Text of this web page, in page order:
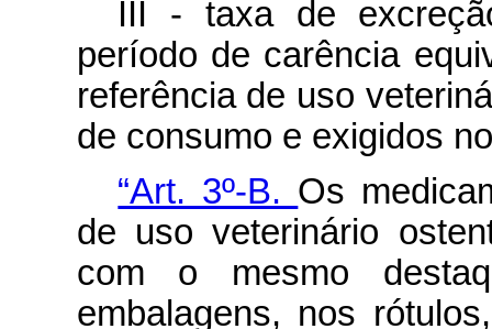
III - taxa de
período de carência
referência de uso
de consumo e exigidos
“Art. 3º-B. Os
de uso veterinário
com o mesmo
embalagens, nos